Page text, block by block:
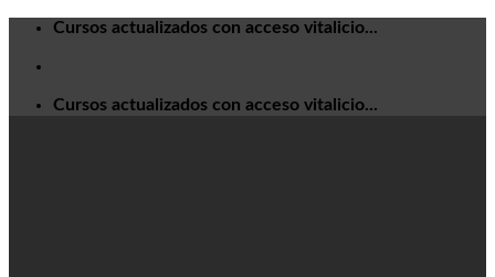
Skip
content
Cursos actualizados con acceso vitalicio...
Cursos actualizados con acceso vitalicio...